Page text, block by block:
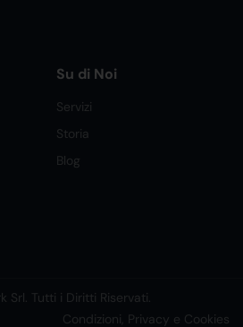
Su di Noi
Servizi
Storia
Blog
Srl. Tutti i Diritti Riservati.
Condizioni, Privacy e Cookies